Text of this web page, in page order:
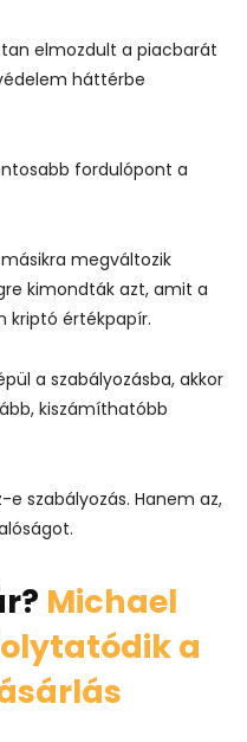
elmozdult a piacbarát
háttérbe
fordulópont a
megváltozik
kimondták azt, amit a
kriptó értékpapír.
a szabályozásba, akkor
kiszámíthatóbb
szabályozás. Hanem az,
Michael
a